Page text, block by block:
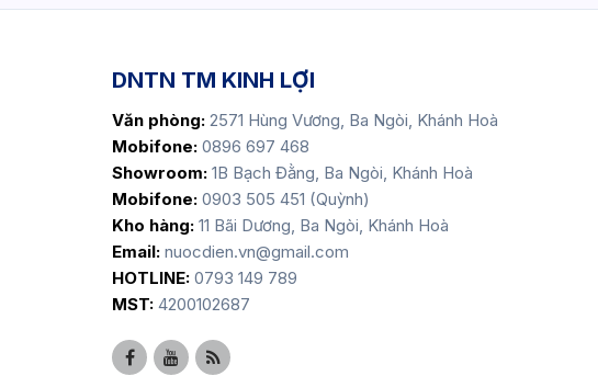
DNTN TM KINH LỢI
Văn phòng: 2571 Hùng Vương, Ba Ngòi, Khánh Hoà
Mobifone: 0896 697 468
Showroom: 1B Bạch Đằng, Ba Ngòi, Khánh Hoà
Mobifone: 0903 505 451 (Quỳnh)
Kho hàng: 11 Bãi Dương, Ba Ngòi, Khánh Hoà
Email: nuocdien.vn@gmail.com
HOTLINE: 0793 149 789
MST: 4200102687